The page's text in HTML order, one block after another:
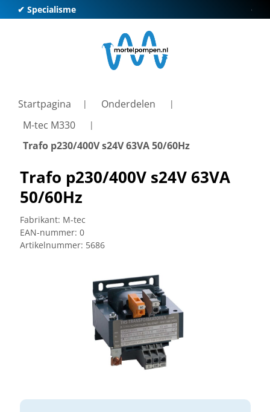
✔ Specialisme ✔
Startpagina
Onderdelen
M-tec M330
Trafo p230/400V s24V 63VA 50/60Hz
Trafo p230/400V s24V 63VA
50/60Hz
Fabrikant: M-tec
EAN-nummer: 0
Artikelnummer: 5686